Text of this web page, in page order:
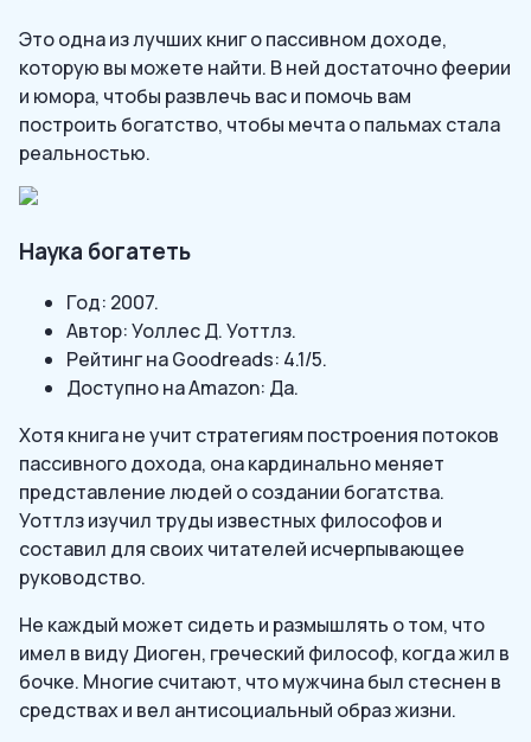
Это одна из лучших книг о пассивном доходе,
которую вы можете найти. В ней достаточно феерии
и юмора, чтобы развлечь вас и помочь вам
построить богатство, чтобы мечта о пальмах стала
реальностью.
Наука богатеть
Год: 2007.
Автор: Уоллес Д. Уоттлз.
Рейтинг на Goodreads: 4.1/5.
Доступно на Amazon: Да.
Хотя книга не учит стратегиям построения потоков
пассивного дохода, она кардинально меняет
представление людей о создании богатства.
Уоттлз изучил труды известных философов и
составил для своих читателей исчерпывающее
руководство.
Не каждый может сидеть и размышлять о том, что
имел в виду Диоген, греческий философ, когда жил в
бочке. Многие считают, что мужчина был стеснен в
средствах и вел антисоциальный образ жизни.